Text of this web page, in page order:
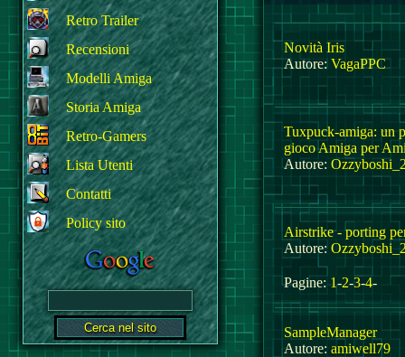
Retro Trailer
Recensioni
Modelli Amiga
Storia Amiga
Retro-Gamers
Lista Utenti
Contatti
Policy sito
Novità Iris
Autore: VagaPPC
Tuxpuck-amiga: un
gioco Amiga per
Autore:
Airstrike - porting
Autore:
Pagine: 1-2-3-4-
SampleManager
Autore: amiwell79